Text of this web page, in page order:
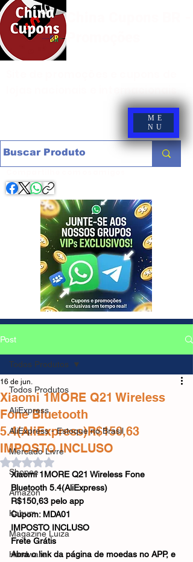
ME
NU
Post
Todos Produtos
AliExpress
AliExpress - Estoque no Brasil
Mercado Livre
Shopee
Amazon
Kabum
Magazine Luiza
Hardware
Todos Produtos
Xiaomi 1MORE Q21 Wireless
Fone Bluetooth
5.4(AliExpress)R$150,63
IMPOSTO INCLUSO
16 de jun.
Avaliado com NaN de 5 estrelas.
Xiaomi 1MORE Q21 Wireless Fone
Bluetooth 5.4(AliExpress)
R$150,63 pelo app
Cupom: MDA01
IMPOSTO INCLUSO
Frete Grátis
Abra o link da página de moedas no APP, e